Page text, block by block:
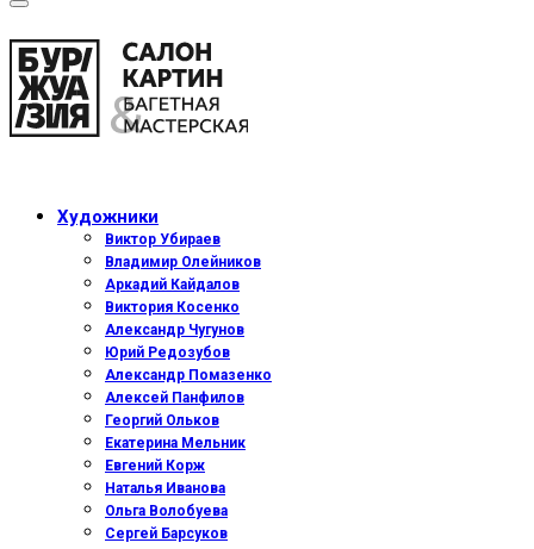
Художники
Виктор Убираев
Владимир Олейников
Аркадий Кайдалов
Виктория Косенко
Александр Чугунов
Юрий Редозубов
Александр Помазенко
Алексей Панфилов
Георгий Ольков
Екатерина Мельник
Евгений Корж
Наталья Иванова
Ольга Волобуева
Сергей Барсуков